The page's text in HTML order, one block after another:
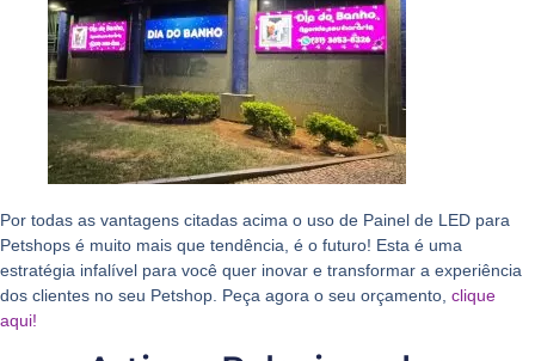
Por todas as vantagens citadas acima o uso de Painel de LED para
Petshops é muito mais que tendência, é o futuro! Esta é uma
estratégia infalível para você quer inovar e transformar a experiência
dos clientes no seu Petshop. Peça agora o seu orçamento, clique
aqui!